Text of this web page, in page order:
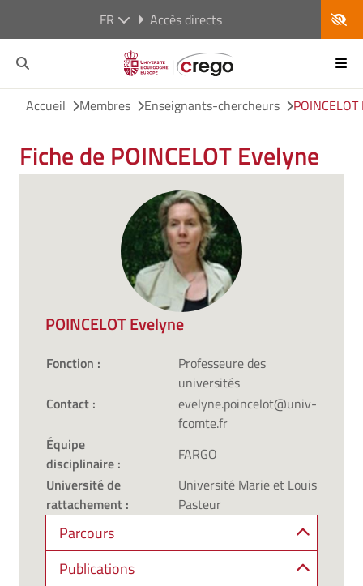
FR Accès directs
Accueil Membres Enseignants-chercheurs
Fiche de POINCELOT Evelyne
POINCELOT Evelyne
Fonction :
Professeure des
universités
Contact :
evelyne.poincelot@univ-
fcomte.fr
Équipe
disciplinaire :
FARGO
Université de
rattachement :
Université Marie et Louis
Pasteur
Parcours
Publications